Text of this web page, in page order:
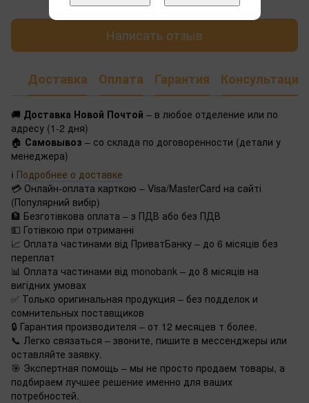
Написать отзыв
Доставка Оплата Гарантия Консультация
🚚 Доставка Новой Почтой – в любое отделение или по
адресу (1-2 дня)
🏠 Самовывоз – со склада по договоренности (детали у
менеджера)
ℹ️ Подробнее о доставке
💳 Онлайн-оплата карткою – Visa/MasterCard на сайті
(Популярний вибір)
🏦 Безготівкова оплата – з ПДВ або без ПДВ
💵 Готівкою при отриманні
📈 Оплата частинами від ПриватБанку – до 6 місяців без
переплат
📊 Оплата частинами від monobank – до 8 місяців на
вигідних умовах
✅ Только оригинальная продукция – без подделок и
сомнительных поставщиков
🔒 Гарантия производителя – от 12 месяцев т более.
📞 Легко связаться – звоните, пишите в мессенджеры или
оставляйте заявку.
🎯 Экспертная помощь – мы не просто продаем товары, а
подбираем лучшее решение именно для ваших
потребностей.